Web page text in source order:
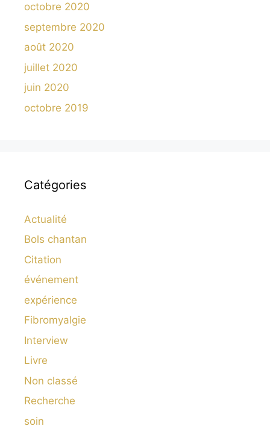
octobre 2020
septembre 2020
août 2020
juillet 2020
juin 2020
octobre 2019
Catégories
Actualité
Bols chantan
Citation
événement
expérience
Fibromyalgie
Interview
Livre
Non classé
Recherche
soin